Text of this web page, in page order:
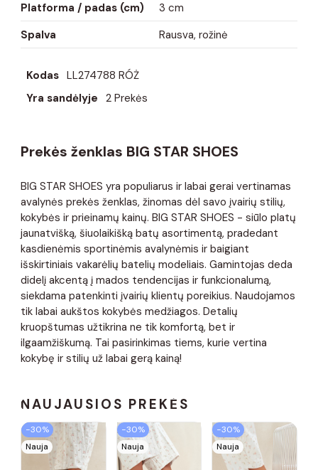
Platforma / padas (cm)
3 cm
Spalva
Rausva, rožinė
Kodas LL274788 RÓŻ
Yra sandėlyje 2 Prekės
Prekės ženklas BIG STAR SHOES
BIG STAR SHOES yra populiarus ir labai gerai vertinamas
avalynės prekės ženklas, žinomas dėl savo įvairių stilių,
kokybės ir prieinamų kainų. BIG STAR SHOES - siūlo platų
jaunatvišką, šiuolaikišką batų asortimentą, pradedant
kasdienėmis sportinėmis avalynėmis ir baigiant
išskirtiniais vakarėlių batelių modeliais. Gamintojas deda
didelį akcentą į mados tendencijas ir funkcionalumą,
siekdama patenkinti įvairių klientų poreikius. Naudojamos
tik labai aukštos kokybės medžiagos. Detalių
kruopštumas užtikrina ne tik komfortą, bet ir
ilgaamžiškumą. Tai pasirinkimas tiems, kurie vertina
kokybę ir stilių už labai gerą kainą!
NAUJAUSIOS PREKĖS
−30%
Nauja
−30%
Nauja
−30%
Nauja